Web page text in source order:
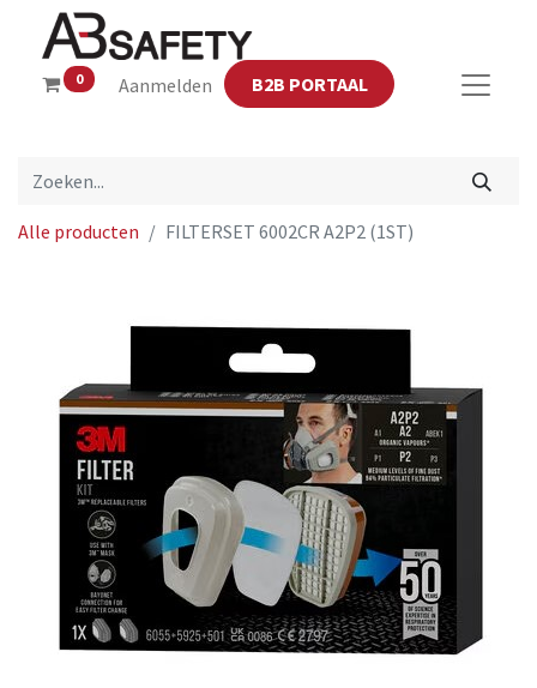
0 Aanmelden B2B PORTAAL
Alle producten FILTERSET 6002CR A2P2 (1ST)